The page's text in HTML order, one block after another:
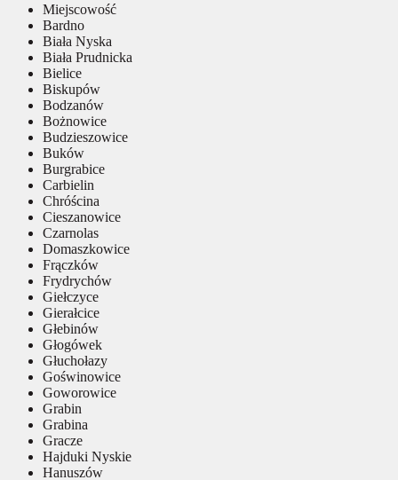
Miejscowość
Bardno
Biała Nyska
Biała Prudnicka
Bielice
Biskupów
Bodzanów
Bożnowice
Budzieszowice
Buków
Burgrabice
Carbielin
Chróścina
Cieszanowice
Czarnolas
Domaszkowice
Frączków
Frydrychów
Giełczyce
Gierałcice
Głebinów
Głogówek
Głuchołazy
Goświnowice
Goworowice
Grabin
Grabina
Gracze
Hajduki Nyskie
Hanuszów